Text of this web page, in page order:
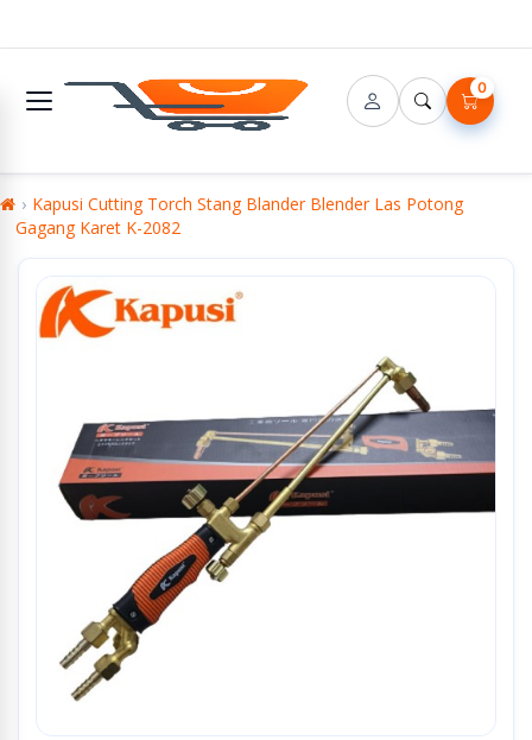
0
Kapusi Cutting Torch Stang Blander Blender Las Potong
Gagang Karet K-2082